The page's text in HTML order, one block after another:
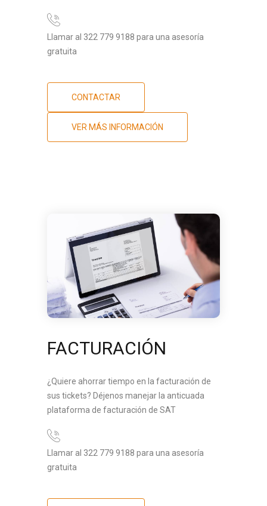
Llamar al 322 779 9188 para una asesoría
gratuita
CONTACTAR
VER MÁS INFORMACIÓN
FACTURACIÓN
¿Quiere ahorrar tiempo en la facturación de
sus tickets? Déjenos manejar la anticuada
plataforma de facturación de SAT
Llamar al 322 779 9188 para una asesoría
gratuita